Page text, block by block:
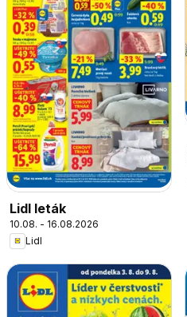
Lidl leták
10.08. - 16.08.2026
Lidl